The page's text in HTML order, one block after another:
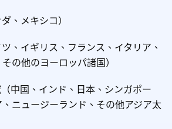
、メキシコ）
、イギリス、フランス、イタリア、
の他のヨーロッパ諸国）
中国、インド、日本、シンガポー
ニュージーランド、その他アジア太